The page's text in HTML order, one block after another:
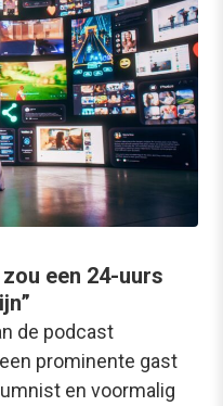
zou een 24-uurs
de podcast
prominente gast
en voormalig